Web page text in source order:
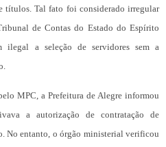
títulos. Tal fato foi considerado irregular
de Contas do Estado do Espírito
ilegal a seleção de servidores sem a
MPC, a Prefeitura de Alegre informou
a autorização de contratação de
No entanto, o órgão ministerial verificou